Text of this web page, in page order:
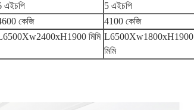
এইচপি
5 এইচপি
কেজি
4100 কেজি
মিমি L6500Xw1800xH1900
মিমি